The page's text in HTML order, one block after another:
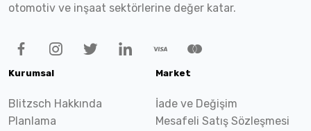
otomotiv ve inşaat sektörlerine değer katar.
Kurumsal
Blitzsch Hakkında
Planlama
Market
İade ve Değişim
Mesafeli Satış Sözleşmesi